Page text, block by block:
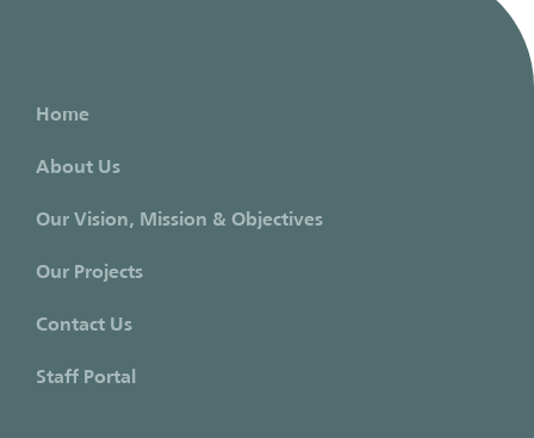
Home
About Us
Our Vision, Mission & Objectives
Our Projects
Contact Us
Staff Portal